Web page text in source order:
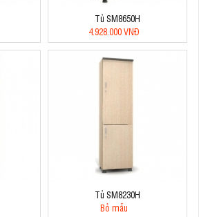
Tủ SM8650H
4.928.000 VNĐ
Tủ SM8230H
Bỏ mẫu